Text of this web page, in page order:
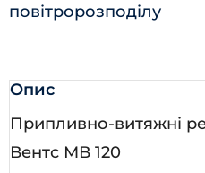
повітророзподілу
Опис
Припливно-витяжні
Вентс МВ 120